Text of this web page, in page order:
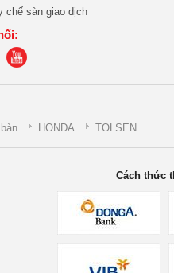
chế sàn giao dịch
HONDA TOLSEN
Cách thức